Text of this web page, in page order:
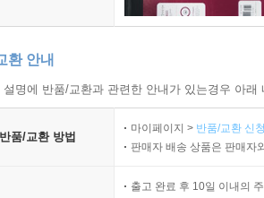
환 안내
명에 반품/교환과 관련한 안내가 있는경우 아
반품/교환 방법
마이페이지 > 반품/교환 신
판매자 배송 상품은 판매자
출고 완료 후 10일 이내의